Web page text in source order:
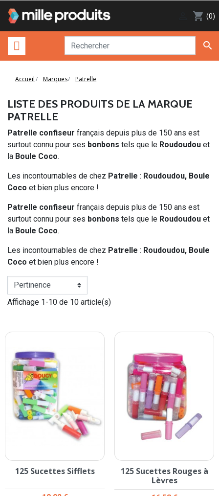
shopping_cart (0)

Accueil Marques Patrelle
LISTE DES PRODUITS DE LA MARQUE
PATRELLE
Patrelle confiseur français depuis plus de 150 ans est
surtout connu pour ses bonbons tels que le Roudoudou et
la Boule Coco.
Les incontournables de chez Patrelle : Roudoudou, Boule
Coco et bien plus encore !
Patrelle confiseur français depuis plus de 150 ans est
surtout connu pour ses bonbons tels que le Roudoudou et
la Boule Coco.
Les incontournables de chez Patrelle : Roudoudou, Boule
Coco et bien plus encore !
Affichage 1-10 de 10 article(s)
125 Sucettes Sifflets
125 Sucettes Rouges à
Lèvres